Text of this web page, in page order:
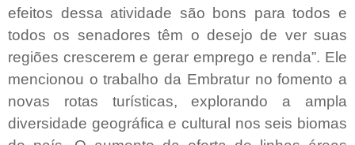
efeitos dessa atividade são bons para todos e
todos os senadores têm o desejo de ver suas
regiões crescerem e gerar emprego e renda”. Ele
mencionou o trabalho da Embratur no fomento a
novas rotas turísticas, explorando a ampla
diversidade geográfica e cultural nos seis biomas